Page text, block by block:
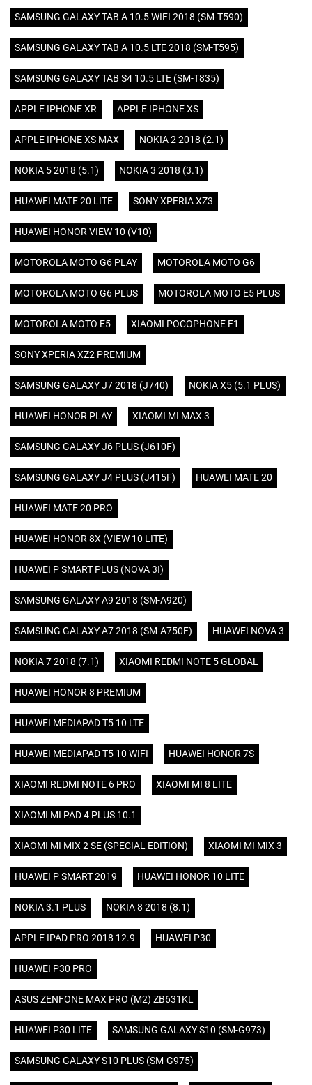
SAMSUNG GALAXY TAB A 10.5 WIFI 2018 (SM-T590)
SAMSUNG GALAXY TAB A 10.5 LTE 2018 (SM-T595)
SAMSUNG GALAXY TAB S4 10.5 LTE (SM-T835)
APPLE IPHONE XR APPLE IPHONE XS
APPLE IPHONE XS MAX NOKIA 2 2018 (2.1)
NOKIA 5 2018 (5.1) NOKIA 3 2018 (3.1)
HUAWEI MATE 20 LITE SONY XPERIA XZ3
HUAWEI HONOR VIEW 10 (V10)
MOTOROLA MOTO G6 PLAY MOTOROLA MOTO G6
MOTOROLA MOTO G6 PLUS MOTOROLA MOTO E5 PLUS
MOTOROLA MOTO E5 XIAOMI POCOPHONE F1
SONY XPERIA XZ2 PREMIUM
SAMSUNG GALAXY J7 2018 (J740) NOKIA X5 (5.1 PLUS)
HUAWEI HONOR PLAY XIAOMI MI MAX 3
SAMSUNG GALAXY J6 PLUS (J610F)
SAMSUNG GALAXY J4 PLUS (J415F) HUAWEI MATE 20
HUAWEI MATE 20 PRO
HUAWEI HONOR 8X (VIEW 10 LITE)
HUAWEI P SMART PLUS (NOVA 3I)
SAMSUNG GALAXY A9 2018 (SM-A920)
SAMSUNG GALAXY A7 2018 (SM-A750F) HUAWEI NOVA 3
NOKIA 7 2018 (7.1) XIAOMI REDMI NOTE 5 GLOBAL
HUAWEI HONOR 8 PREMIUM
HUAWEI MEDIAPAD T5 10 LTE
HUAWEI MEDIAPAD T5 10 WIFI HUAWEI HONOR 7S
XIAOMI REDMI NOTE 6 PRO XIAOMI MI 8 LITE
XIAOMI MI PAD 4 PLUS 10.1
XIAOMI MI MIX 2 SE (SPECIAL EDITION) XIAOMI MI MIX 3
HUAWEI P SMART 2019 HUAWEI HONOR 10 LITE
NOKIA 3.1 PLUS NOKIA 8 2018 (8.1)
APPLE IPAD PRO 2018 12.9 HUAWEI P30
HUAWEI P30 PRO
ASUS ZENFONE MAX PRO (M2) ZB631KL
HUAWEI P30 LITE SAMSUNG GALAXY S10 (SM-G973)
SAMSUNG GALAXY S10 PLUS (SM-G975)